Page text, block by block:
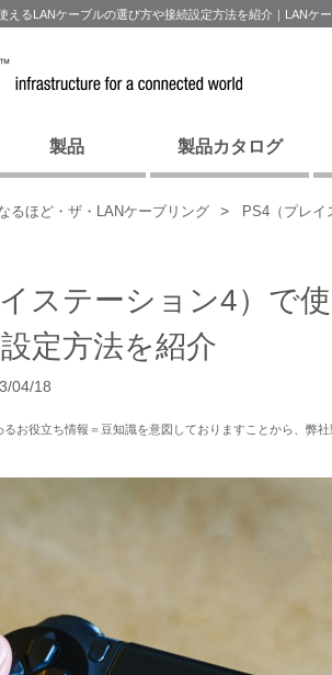
えるLANケーブルの選び方や接続設定方法を紹介｜LANケ
製品 製品カタログ
るほど・ザ・LANケーブリング PS4（プレイ
ステーション4）で
定方法を紹介
04/18
お役立ち情報＝豆知識を意図しておりますことから、弊